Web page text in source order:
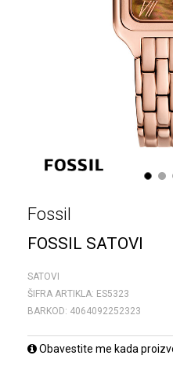
1 2
Fossil
FOSSIL SATOVI
SATOVI
ŠIFRA ARTIKLA: ES5323
BARKOD: 4064092252323
Obavestite me kada